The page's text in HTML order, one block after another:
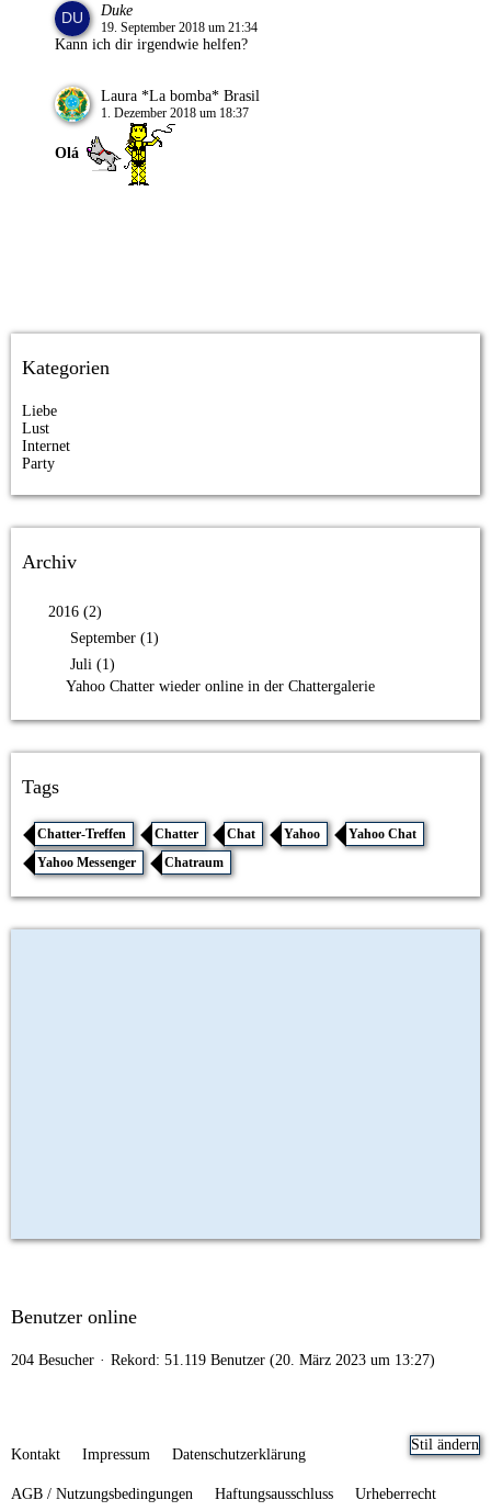
Duke
19. September 2018 um 21:34
Kann ich dir irgendwie helfen?
Laura *La bomba* Brasil
1. Dezember 2018 um 18:37
Olá
Kategorien
Liebe
Lust
Internet
Party
Archiv
2016 (2)
September (1)
Juli (1)
Yahoo Chatter wieder online in der Chattergalerie
Tags
Chatter-Treffen Chatter Chat Yahoo
Yahoo Chat
Yahoo Messenger
Chatraum
Benutzer online
204 Besucher Rekord: 51.119 Benutzer (20. März 2023 um 13:27)
Stil ändern
Kontakt Impressum Datenschutzerklärung
AGB / Nutzungsbedingungen Haftungsausschluss Urheberrecht